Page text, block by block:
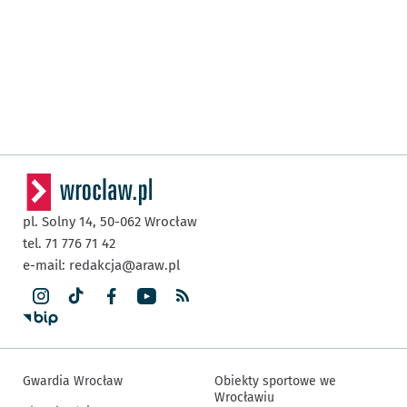
pl. Solny 14, 50-062 Wrocław
tel. 71 776 71 42
e-mail: redakcja@araw.pl
Gwardia Wrocław
Obiekty sportowe we
Wrocławiu